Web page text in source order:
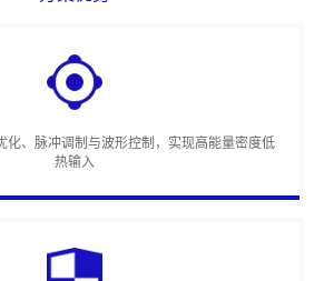
化、脉冲调制与波形控制，实现高能量密度低
热输入